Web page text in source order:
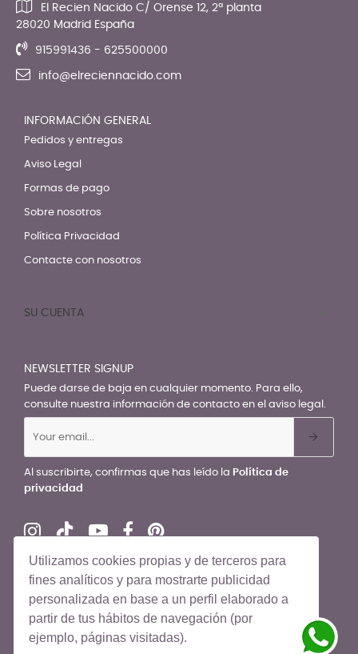
Utilizamos cookies propias y de terceros para
fines analíticos y para mostrarte publicidad
personalizada en base a un perfil elaborado a
partir de tus hábitos de navegación (por
ejemplo, páginas visitadas).
El Recien Nacido C/ Orense 12, 2ª planta
28020 Madrid España
915991436 - 625500000
info@elreciennacido.com
INFORMACIÓN GENERAL
Pedidos y entregas
Aviso Legal
Formas de pago
Sobre nosotros
Política Privacidad
Contacte con nosotros
SU CUENTA
NEWSLETTER SIGNUP
Puede darse de baja en cualquier momento. Para ello,
consulte nuestra información de contacto en el aviso legal.
Al suscribirte, confirmas que has leído la Política de
privacidad
© El Recién Nacido 2026. Todos los derechos reservados